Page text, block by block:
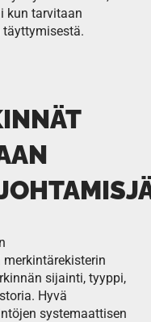
kun tarvitaan
sijainti, tyyppi,
Hyvä
systemaattisen